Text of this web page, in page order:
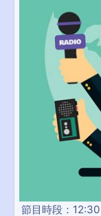
節目時段：12:30